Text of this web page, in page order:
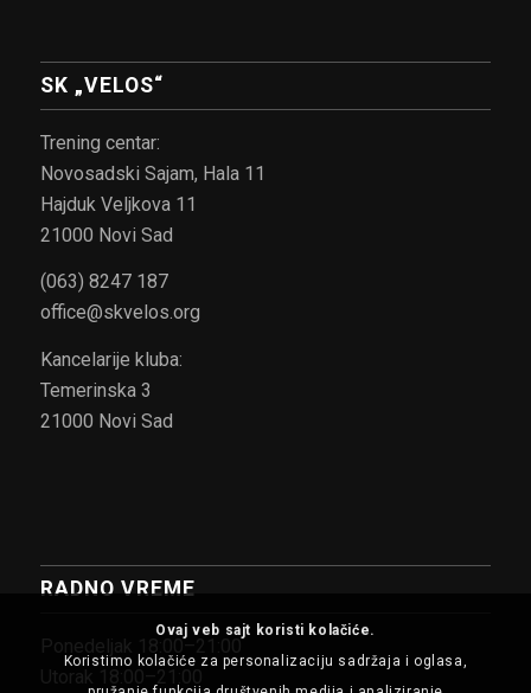
SK „VELOS“
Trening centar:
Novosadski Sajam, Hala 11
Hajduk Veljkova 11
21000 Novi Sad
(063) 8247 187
office@skvelos.org
Kancelarije kluba:
Temerinska 3
21000 Novi Sad
RADNO VREME
Ovaj veb sajt koristi kolačiće.
Koristimo kolačiće za personalizaciju sadržaja i oglasa,